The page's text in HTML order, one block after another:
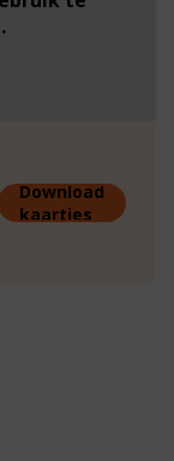
Download
kaartjes